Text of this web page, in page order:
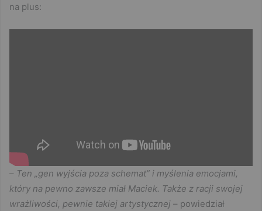
na plus:
– Ten „gen wyjścia poza schemat” i myślenia emocjami,
który na pewno zawsze miał Maciek. Także z racji swojej
wrażliwości, pewnie takiej artystycznej – powiedział